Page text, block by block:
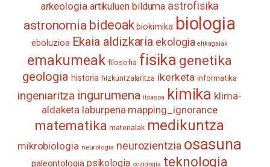
arkeologia artikuluen bilduma astrofisika
astronomia bideoak biokimika biologia
eboluzioa Ekaia aldizkaria ekologia elikagaiak
emakumeak filosofia fisika genetika
geologia historia hizkuntzalaritza ikerketa informatika
ingeniaritza ingurumena itsasoa kimika klima-
aldaketa laburpena mapping_ignorance
matematika materialak medikuntza
mikrobiologia neurologia neurozientzia osasuna
paleontologia psikologia soziologia teknologia